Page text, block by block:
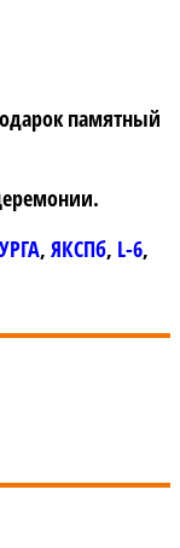
памятный
, ЯКСПб, L-6,